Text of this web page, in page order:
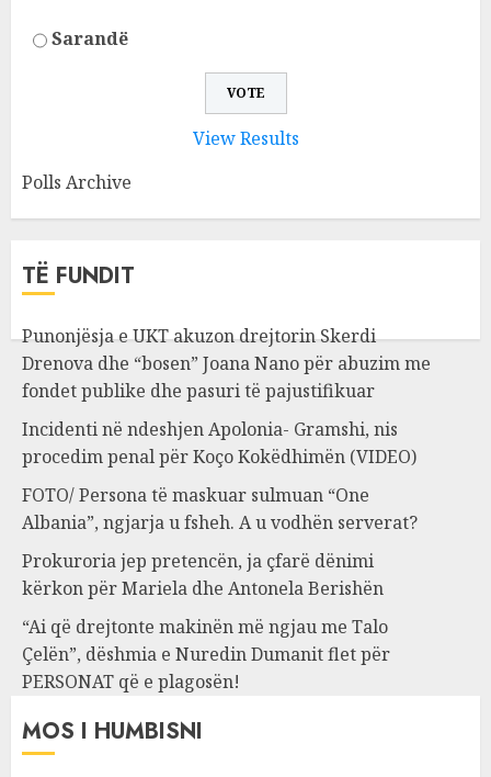
Sarandë
View Results
Polls Archive
TË FUNDIT
Punonjësja e UKT akuzon drejtorin Skerdi
Drenova dhe “bosen” Joana Nano për abuzim me
fondet publike dhe pasuri të pajustifikuar
Incidenti në ndeshjen Apolonia- Gramshi, nis
procedim penal për Koço Kokëdhimën (VIDEO)
FOTO/ Persona të maskuar sulmuan “One
Albania”, ngjarja u fsheh. A u vodhën serverat?
Prokuroria jep pretencën, ja çfarë dënimi
kërkon për Mariela dhe Antonela Berishën
“Ai që drejtonte makinën më ngjau me Talo
Çelën”, dëshmia e Nuredin Dumanit flet për
PERSONAT që e plagosën!
MOS I HUMBISNI